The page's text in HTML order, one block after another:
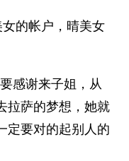
的帐户，晴美女
感谢来子姐，从
拉萨的梦想，她就
定要对的起别人的